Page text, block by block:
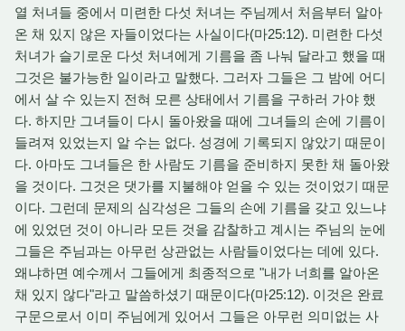
열 처녀들 중에서 미련한 다섯 처녀는 주님께서 처음부터 알아
온 채 있지 않은 자들이었다는 사실이다(마25:12). 미련한 다섯
처녀가 슬기로운 다섯 처녀에게 기름을 좀 나눠 달라고 했을 때
그것은 불가능한 일이라고 말했다. 그러자 그들은 그 밤에 어디
에서 살 수 있는지 전혀 모른 상태에서 기름을 구하러 가야 했
다. 하지만 그녀들이 다시 돌아왔을 때에 그녀들의 손에 기름이
들려져 있었는지 알 수는 없다. 성경에 기록되지 않았기 때문이
다. 아마도 그녀들은 한 사람도 기름을 준비하지 못한 채 돌아왔
을 것이다. 그것은 댓가를 지불해야 얻을 수 있는 것이었기 때문
이다. 그런데 문제의 심각성은 그들의 손에 기름을 갖고 있느냐
에 있었던 것이 아니라 모든 것을 감찰하고 계시는 주님의 눈에
그들은 주님과는 아무런 상관없는 사람들이었다는 데에 있다.
왜냐하면 예수께서 그들에게 최종적으로 "내가 너희를 알아온
채 있지 않다"라고 말씀하셨기 때문이다(마25:12). 이것은 완료
구문으로서 이미 주님에게 있어서 그들은 아무런 의미없는 사